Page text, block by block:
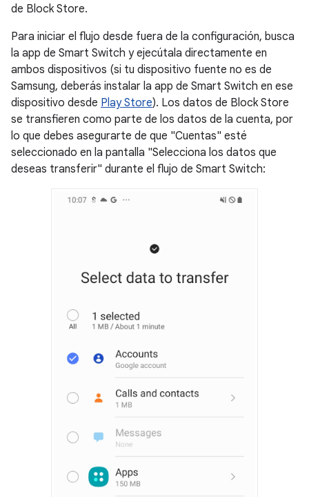
de Block Store.
Para iniciar el flujo desde fuera de la configuración, busca
la app de Smart Switch y ejecútala directamente en
ambos dispositivos (si tu dispositivo fuente no es de
Samsung, deberás instalar la app de Smart Switch en ese
dispositivo desde Play Store). Los datos de Block Store
se transfieren como parte de los datos de la cuenta, por
lo que debes asegurarte de que "Cuentas" esté
seleccionado en la pantalla "Selecciona los datos que
deseas transferir" durante el flujo de Smart Switch: